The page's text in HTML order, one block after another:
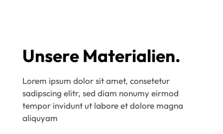
Unsere Materialien.
Lorem ipsum dolor sit amet, consetetur
sadipscing elitr, sed diam nonumy eirmod
tempor invidunt ut labore et dolore magna
aliquyam